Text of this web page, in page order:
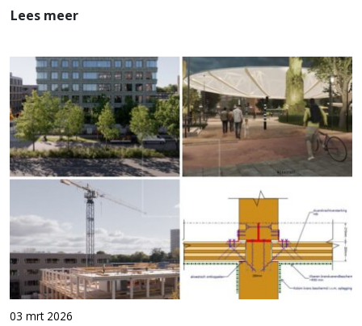
Lees meer
03 mrt 2026